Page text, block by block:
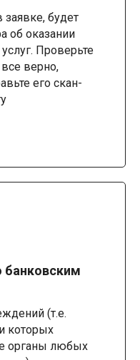
будет
об оказании
Проверьте
верно,
его скан-
банковским
(т.е.
которых
органы любых